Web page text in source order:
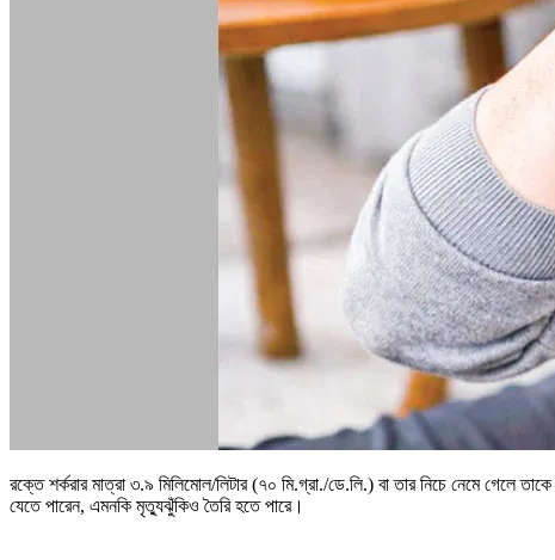
রক্তে শর্করার মাত্রা ৩.৯ মিলিমোল/লিটার (৭০ মি.গ্রা./ডে.লি.) বা তার নিচে নেমে গেলে তাকে
যেতে পারেন, এমনকি মৃত্যুঝুঁকিও তৈরি হতে পারে।